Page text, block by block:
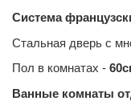
Система
Стальная дверь с
Пол в комнатах -
Ванные комнаты